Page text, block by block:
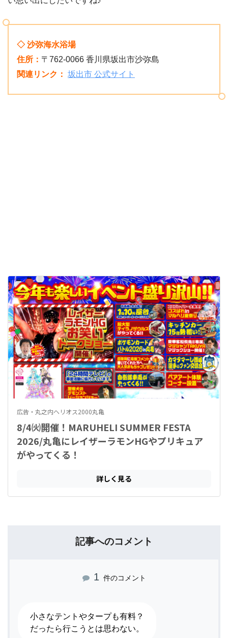
◇ 沙弥海水浴場
住所： 〒762-0066 香川県坂出市沙弥島
関連リンク： 坂出市 公式サイト
記事へのコメント
1 件のコメント
小さなテントやタープも有料？
だったら行こうとは思わない。